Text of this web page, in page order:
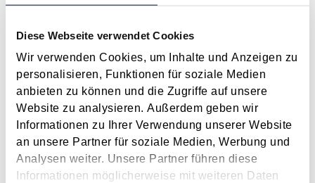
Diese Webseite verwendet Cookies
Wir verwenden Cookies, um Inhalte und Anzeigen zu
personalisieren, Funktionen für soziale Medien
anbieten zu können und die Zugriffe auf unsere
Website zu analysieren. Außerdem geben wir
Informationen zu Ihrer Verwendung unserer Website
an unsere Partner für soziale Medien, Werbung und
Analysen weiter. Unsere Partner führen diese
Informationen möglicherweise mit weiteren Daten
JAN
FEB MÄR APR
Änderungen bei der Mitarbeiterprämie durch das
Budgetbegleitgesetz 2025
Juli 2025
Das Budgetbegleitgesetz 2025 hat aus Lohnsteuerperspektive
eine neuerlich modifizierte Variante der Mitarbeiterprämie mit